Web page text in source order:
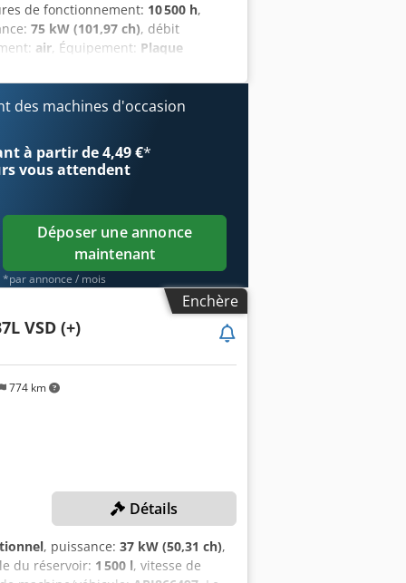
de fonctionnement: 10 500 h,
75 kW (101,97 ch), débit
air, Équipement: Plaque
vis en excellent état, parfaitement
Aigerf
des machines d'occasion
à partir de 4,49 €*
vous attendent
Déposer une annonce
maintenant
*par annonce / mois
Enchère
774 km
VSD (+)
Détails
, puissance: 37 kW (50,31 ch),
du réservoir: 1 500 l, vitesse de